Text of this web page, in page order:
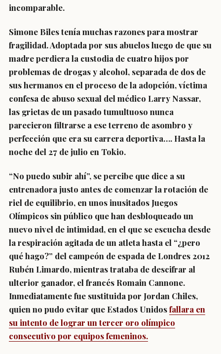
incomparable.
Simone Biles tenía muchas razones para mostrar
fragilidad. Adoptada por sus abuelos luego de que su
madre perdiera la custodia de cuatro hijos por
problemas de drogas y alcohol, separada de dos de
sus hermanos en el proceso de la adopción, víctima
confesa de abuso sexual del médico Larry Nassar,
las grietas de un pasado tumultuoso nunca
parecieron filtrarse a ese terreno de asombro y
perfección que era su carrera deportiva…. Hasta la
noche del 27 de julio en Tokio.
“No puedo subir ahí”, se percibe que dice a su
entrenadora justo antes de comenzar la rotación de
riel de equilibrio, en unos inusitados Juegos
Olímpicos sin público que han desbloqueado un
nuevo nivel de intimidad, en el que se escucha desde
la respiración agitada de un atleta hasta el “¿pero
qué hago?” del campeón de espada de Londres 2012
Rubén Limardo, mientras trataba de descifrar al
ulterior ganador, el francés Romain Cannone.
Inmediatamente fue sustituida por Jordan Chiles,
quien no pudo evitar que Estados Unidosfallara en
su intento de lograr un tercer oro olímpico
consecutivo por equipos femeninos.